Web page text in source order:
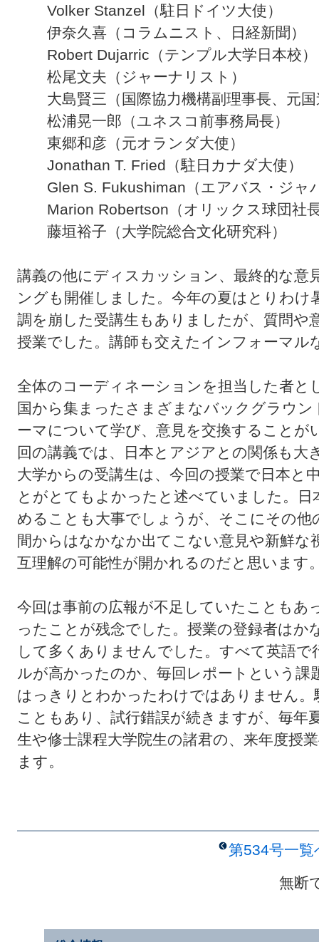
Volker Stanzel（駐日ドイツ大使）
伊奈久喜（コラムニスト、日経新聞）
Robert Dujarric（テンプル大学日本校）
松尾文夫（ジャーナリスト）
大島賢三（国際協力機構副理事長、元国
松浦晃一郎（ユネスコ前事務局長）
東郷和彦（元オランダ大使）
Jonathan T. Fried（駐日カナダ大使）
Glen S. Fukushiman（エアバス・ジャ
Marion Robertson（オリックス球団社
藤垣裕子（大学院総合文化研究科）
講義の他にディスカッション、最終的な意
ングも開催しました。今年の夏はとりわけ
調を崩した受講生もありましたが、質問や
授業でした。講師も交えたインフォーマル
全体のコーディネーションを担当した者と
国から集まったさまざまなバックグラウ
ーマについて学び、意見を交換すること
回の講義では、日本とアジアとの関係も大
大学からの受講生は、今回の授業で日本と
とがとてもよかったと述べていました。日
めることも大事でしょうが、そこにその他
間からはなかなか出てこない意見や新鮮な
互理解の可能性が開かれるのだと思います
今回は事前の広報が不足していたこともあ
ったことが残念でした。授業の登録者はか
して多くありませんでした。すべて英語
ルが高かったのか、毎回レポートという
はっきりとわかったわけではありません
こともあり、試行錯誤が続きますが、毎年
生や修士課程大学院生の諸君の、来年度授
ます。
第534号一覧
無断